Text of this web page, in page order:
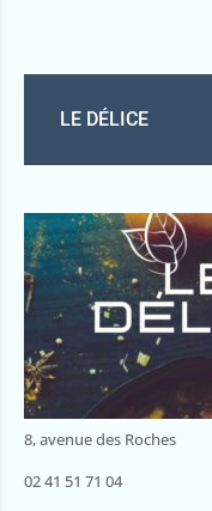
LE DÉLICE
8, avenue des Roches
02 41 51 71 04